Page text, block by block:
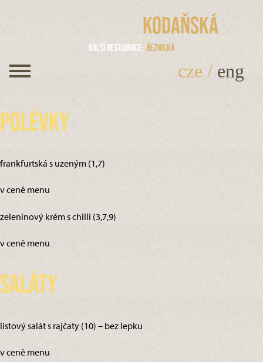
Kodaňská
Další restaurace Řeznická
cze / eng
Polévky
frankfurtská s uzeným (1,7)
v ceně menu
zeleninový krém s chilli (3,7,9)
v ceně menu
Saláty
listový salát s rajčaty (10) – bez lepku
v ceně menu